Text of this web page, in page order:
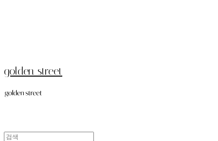
golden street